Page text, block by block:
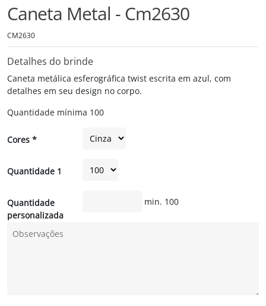
Caneta Metal - Cm2630
CM2630
Detalhes do brinde
Caneta metálica esferográfica twist escrita em azul, com
detalhes em seu design no corpo.
Quantidade mínima 100
Cores *
Quantidade 1
Quantidade
personalizada
min. 100